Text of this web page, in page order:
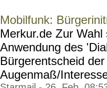
Mobilfunk:
Merkur.de Zur
Anwendung des
Bürgerentscheid
Augenmaß/